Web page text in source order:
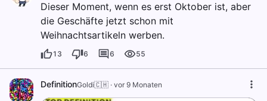
Dieser Moment, wenn es erst Oktober ist, aber
die Geschäfte jetzt schon mit
Weihnachtsartikeln werben.
13 6 6 55
DefinitionGoldi🇨🇭 · vor 9 Monaten